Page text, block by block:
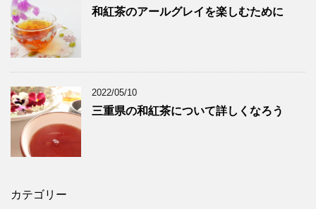
和紅茶のアールグレイを楽しむために
2022/05/10
三重県の和紅茶について詳しくなろう
カテゴリー